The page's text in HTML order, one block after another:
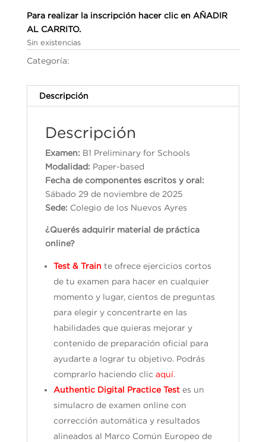
Para realizar la inscripción hacer clic en AÑADIR
AL CARRITO.
Sin existencias
Categoría:
Descripción
Descripción
Examen: B1 Preliminary for Schools
Modalidad: Paper-based
Fecha de componentes escritos y oral:
Sábado 29 de noviembre de 2025
Sede: Colegio de los Nuevos Ayres
¿Querés adquirir material de práctica
online?
Test & Train te ofrece ejercicios cortos
de tu examen para hacer en cualquier
momento y lugar, cientos de preguntas
para elegir y concentrarte en las
habilidades que quieras mejorar y
contenido de preparación oficial para
ayudarte a lograr tu objetivo. Podrás
comprarlo haciendo clic aquí.
Authentic Digital Practice Test es un
simulacro de examen online con
corrección automática y resultados
alineados al Marco Común Europeo de